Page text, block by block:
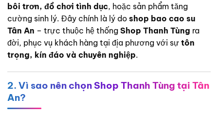
bôi trơn, đồ chơi tình dục, hoặc sản phẩm tăng
cường sinh lý. Đây chính là lý do shop bao cao su
Tân An – trực thuộc hệ thống Shop Thanh Tùng ra
đời, phục vụ khách hàng tại địa phương với sự tôn
trọng, kín đáo và chuyên nghiệp.
2. Vì sao nên chọn Shop Thanh Tùng tại Tân
An?